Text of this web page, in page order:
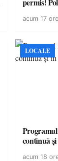
acum 17 ore
LOCALE
continuă
acum 18